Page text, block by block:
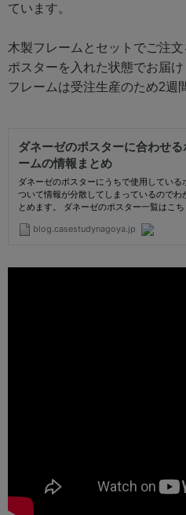
ています。
木製フレームとセットでご注
ポスターを入れた状態でお届け
フレームは受注生産のため2週